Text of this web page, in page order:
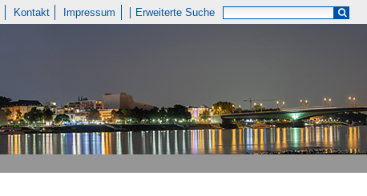
Kontakt Impressum Erweiterte Suche